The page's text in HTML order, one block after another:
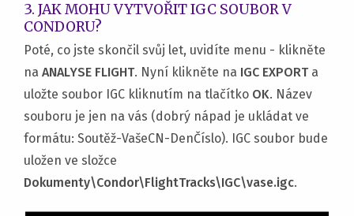
3. JAK MOHU VYTVOŘIT IGC SOUBOR V
CONDORU?
Poté, co jste skončil svůj let, uvidíte menu - klikněte
na ANALYSE FLIGHT. Nyní klikněte na IGC EXPORTa
uložte soubor IGC kliknutím na tlačítko OK. Název
souboru je jen na vás (dobrý nápad je ukládat ve
formátu: Soutěž-VašeCN-DenČíslo). IGC soubor bude
uložen ve složce
Dokumenty\Condor\FlightTracks\IGC\vase.igc.